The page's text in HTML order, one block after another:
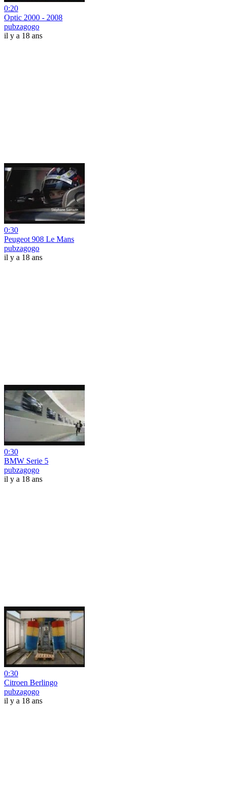
0:20
Optic 2000 - 2008
pubzagogo
il y a 18 ans
0:30
Peugeot 908 Le Mans
pubzagogo
il y a 18 ans
0:30
BMW Serie 5
pubzagogo
il y a 18 ans
0:30
Citroen Berlingo
pubzagogo
il y a 18 ans